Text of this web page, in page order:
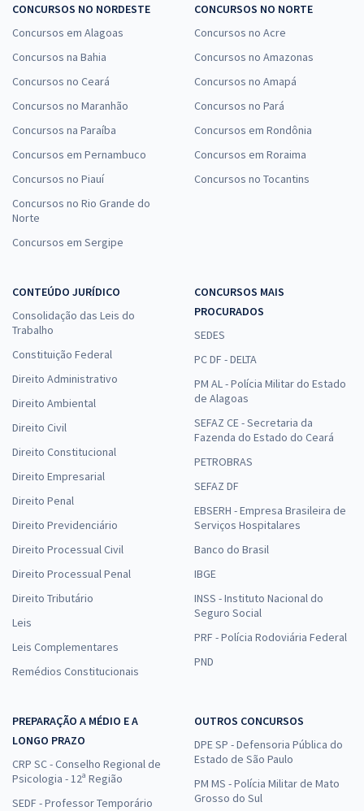
CONCURSOS NO NORDESTE
Concursos em Alagoas
Concursos na Bahia
Concursos no Ceará
Concursos no Maranhão
Concursos na Paraíba
Concursos em Pernambuco
Concursos no Piauí
Concursos no Rio Grande do
Norte
Concursos em Sergipe
CONCURSOS NO NORTE
Concursos no Acre
Concursos no Amazonas
Concursos no Amapá
Concursos no Pará
Concursos em Rondônia
Concursos em Roraima
Concursos no Tocantins
CONTEÚDO JURÍDICO
Consolidação das Leis do
Trabalho
Constituição Federal
Direito Administrativo
Direito Ambiental
Direito Civil
Direito Constitucional
Direito Empresarial
Direito Penal
Direito Previdenciário
Direito Processual Civil
Direito Processual Penal
Direito Tributário
Leis
Leis Complementares
Remédios Constitucionais
CONCURSOS MAIS
PROCURADOS
SEDES
PC DF - DELTA
PM AL - Polícia Militar do Estado
de Alagoas
SEFAZ CE - Secretaria da
Fazenda do Estado do Ceará
PETROBRAS
SEFAZ DF
EBSERH - Empresa Brasileira de
Serviços Hospitalares
Banco do Brasil
IBGE
INSS - Instituto Nacional do
Seguro Social
PRF - Polícia Rodoviária Federal
PND
PREPARAÇÃO A MÉDIO E A
LONGO PRAZO
CRP SC - Conselho Regional de
Psicologia - 12ª Região
SEDF - Professor Temporário
OUTROS CONCURSOS
DPE SP - Defensoria Pública do
Estado de São Paulo
PM MS - Polícia Militar de Mato
Grosso do Sul